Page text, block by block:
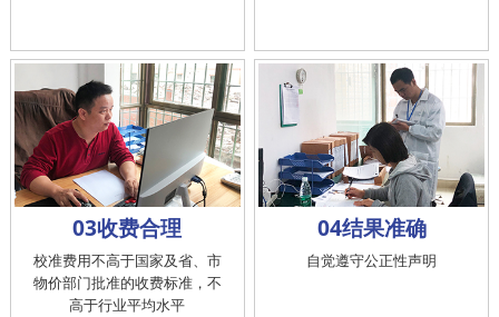
03收费合理
校准费用不高于国家及省、市
物价部门批准的收费标准，不
高于行业平均水平
04结果准确
自觉遵守公正性声明